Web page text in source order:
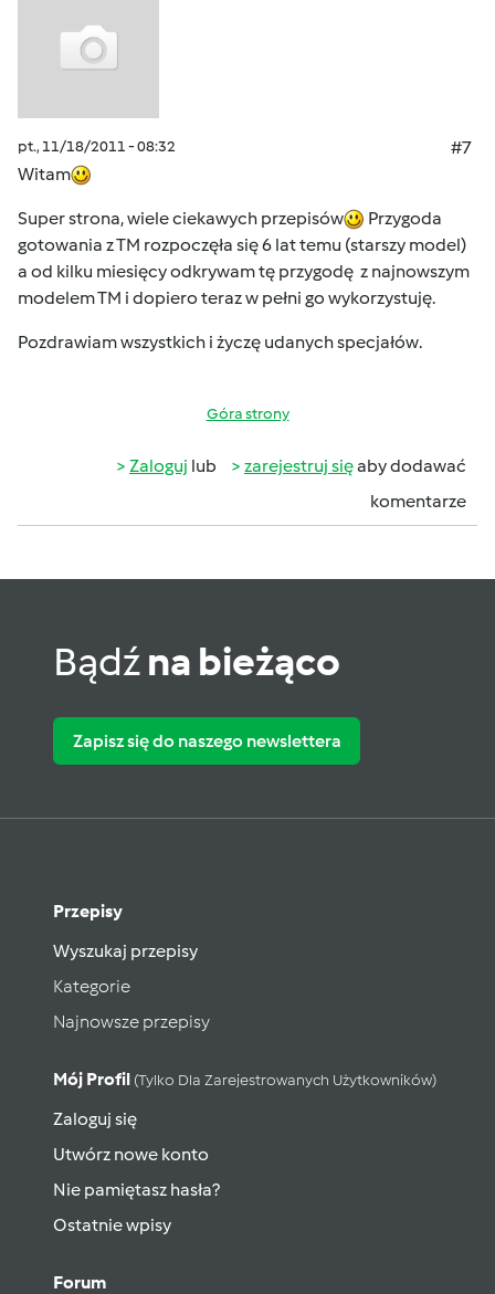
pt., 11/18/2011 - 08:32
#7
Witam
Super strona, wiele ciekawych przepisów
Przygoda
gotowania z TM rozpoczęła się 6 lat temu (starszy model)
a od kilku miesięcy odkrywam tę przygodę z najnowszym
modelem TM i dopiero teraz w pełni go wykorzystuję.
Pozdrawiam wszystkich i życzę udanych specjałów.
Góra strony
Zaloguj lub zarejestruj sięaby dodawać
komentarze
Bądźna bieżąco
Zapisz się do naszego newslettera
Przepisy
Wyszukaj przepisy
Kategorie
Najnowsze przepisy
Mój Profil (tylko Dla Zarejestrowanych Użytkowników)
Zaloguj się
Utwórz nowe konto
Nie pamiętasz hasła?
Ostatnie wpisy
Forum